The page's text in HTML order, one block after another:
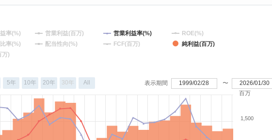
百万
1,500
5年 10年 20年 30年 All 表示期間 1999/02/28 〜 2026/01/30
率(%) 営業利益(百万) 営業利益率(%)
ROE(%)
率(%) 配当性向(%) FCF(百万)
純利益(百万)
万)